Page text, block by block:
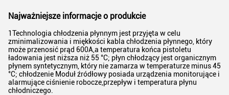
Najważniejsze informacje o produkcie
1Technologia chłodzenia płynnym jest przyjęta w celu
zminimalizowania i miękkości kabla chłodzenia płynnego, który
może przenosić prąd 600A,a temperatura końca pistoletu
ładowania jest niższa niż 55 °C; płyn chłodzący jest organicznym
płynem syntetycznym, który nie zamarza w temperaturze minus 45
°C; chłodzenie Moduł źródłowy posiada urządzenia monitorujące i
alarmujące ciśnienie robocze,przepływ i temperatura płynu
chłodniczego.